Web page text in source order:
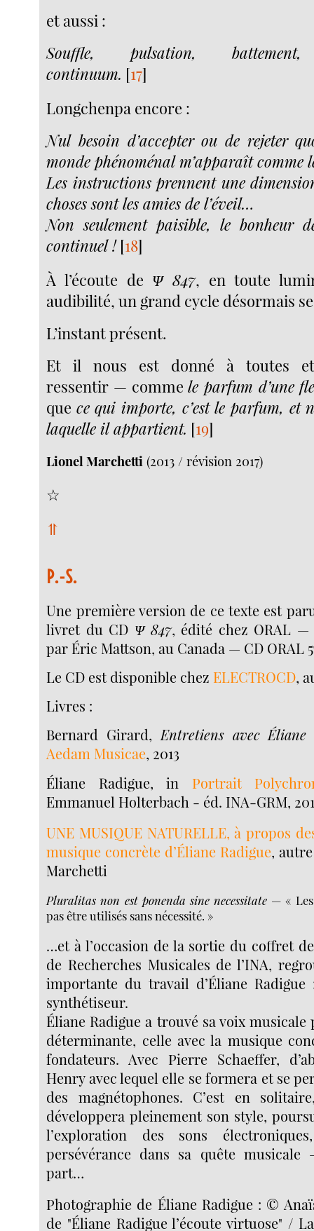
et aussi :
Souffle, pulsation, battement,
continuum. [17]
Longchenpa encore :
Nul besoin d’accepter ou de rejeter
monde phénoménal m’apparaît comme
Les instructions prennent une
choses sont les amies de l’éveil…
Non seulement paisible, le bonheur
continuel ![18]
À l’écoute de Ψ 847, en toute
audibilité, un grand cycle désormais
L’instant présent.
Et il nous est donné à toutes
ressentir — commele parfum d’une
que ce qui importe, c’est le parfum, et
laquelle il appartient. [19]
Lionel Marchetti (2013 / révision 2017)
☆
⥣
P.-S.
Une première version de ce texte est
livret du CD Ψ 847, édité chez ORAL
par Éric Mattson, au Canada — CD ORAL
Le CD est disponible chez ELECTROCD,
Livres :
Bernard Girard,Entretiens avec Éliane
Aedam Musicae, 2013
Éliane Radigue, in Portrait
Emmanuel Holterbach - éd. INA-GRM,
UNE MUSIQUE NATURELLE, à propos
musique concrète d’Éliane Radigue,
Marchetti
Pluralitas non est ponenda sine necessitate — «
pas être utilisés sans nécessité. »
…et à l’occasion de la sortie du coffret
de Recherches Musicales de l’INA,
importante du travail d’Éliane
synthétiseur.
Éliane Radigue a trouvé sa voix
déterminante, celle avec la musique
fondateurs. Avec Pierre Schaeffer,
Henry avec lequel elle se formera et se
des magnétophones. C’est en
développera pleinement son style,
l’exploration des sons
persévérance dans sa quête
part…
Photographie de Éliane Radigue : ©
de "Éliane Radigue l’écoute virtuose" /